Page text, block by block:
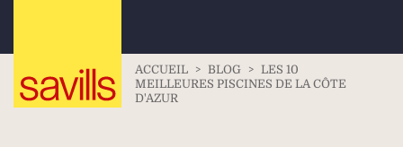
ACCUEIL > BLOG > LES 10
MEILLEURES PISCINES DE LA CÔTE
D'AZUR